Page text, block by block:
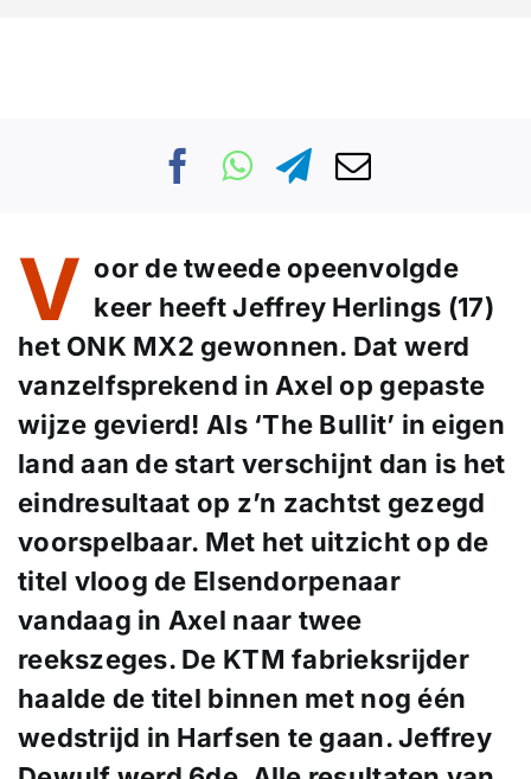
V oor de tweede opeenvolgde
keer heeft Jeffrey Herlings (17)
het ONK MX2 gewonnen. Dat werd
vanzelfsprekend in Axel op gepaste
wijze gevierd! Als ‘The Bullit’ in eigen
land aan de start verschijnt dan is het
eindresultaat op z’n zachtst gezegd
voorspelbaar. Met het uitzicht op de
titel vloog de Elsendorpenaar
vandaag in Axel naar twee
reekszeges. De KTM fabrieksrijder
haalde de titel binnen met nog één
wedstrijd in Harfsen te gaan. Jeffrey